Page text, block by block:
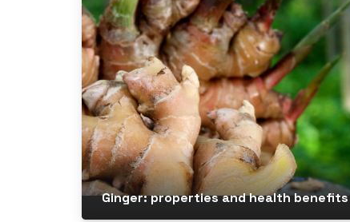
Ginger: properties and health benefits